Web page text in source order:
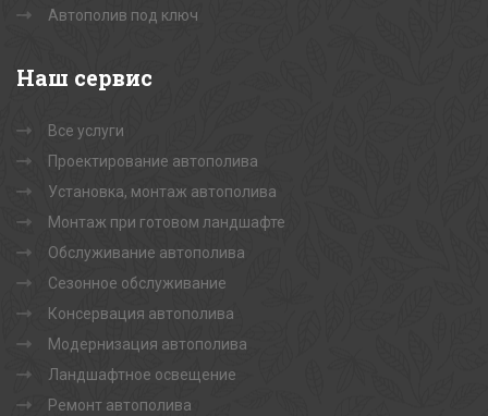
Автополив под ключ
Наш сервис
Все услуги
Проектирование автополива
Установка, монтаж автополива
Монтаж при готовом ландшафте
Обслуживание автополива
Сезонное обслуживание
Консервация автополива
Модернизация автополива
Ландшафтное освещение
Ремонт автополива